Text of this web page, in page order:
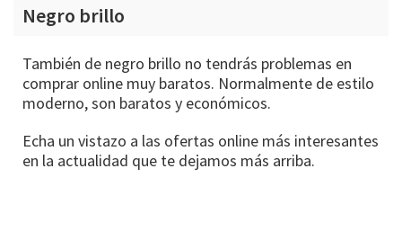
Negro brillo
También de negro brillo no tendrás problemas en
comprar online muy baratos. Normalmente de estilo
moderno, son baratos y económicos.
Echa un vistazo a las ofertas online más interesantes
en la actualidad que te dejamos más arriba.